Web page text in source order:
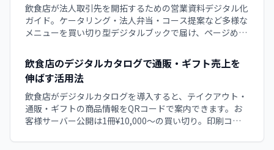
飲食店が法人取引先を開拓するための営業資料デジタル化
ガイド。ケータリング・法人弁当・コース提案など多様な
メニューを買い切り型デジタルブックで届け、ページめく
を徹底解説します。
飲食店のデジタルカタログで通販・ギフト売上を
伸ばす活用法
飲食店がデジタルカタログを導入すると、テイクアウト・
通販・ギフトの商品情報をQRコードで案内できます。お
客様サーバー公開は1冊¥10,000〜の買い切り。印刷コス